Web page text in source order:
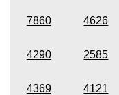
7860 4626
4290 2585
4369 4121